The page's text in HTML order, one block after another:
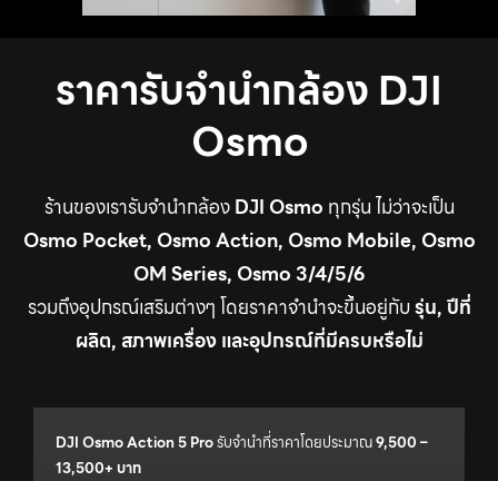
ราคารับจำนำกล้อง DJI
Osmo
ร้านของเรารับจำนำกล้องDJI Osmo ทุกรุ่น ไม่ว่าจะเป็น
Osmo Pocket, Osmo Action, Osmo Mobile, Osmo
OM Series, Osmo 3/4/5/6
รวมถึงอุปกรณ์เสริมต่างๆ โดยราคาจำนำจะขึ้นอยู่กับรุ่น, ปีที่
ผลิต, สภาพเครื่อง และอุปกรณ์ที่มีครบหรือไม่
DJI Osmo Action 5 Proรับจำนำที่ราคาโดยประมาณ9,500 –
13,500+ บาท